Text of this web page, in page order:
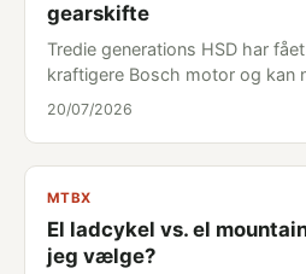
gearskifte
Tredie generations HSD har
kraftigere Bosch motor og kan
20/07/2026
MTBX
El ladcykel vs. el
jeg vælge?